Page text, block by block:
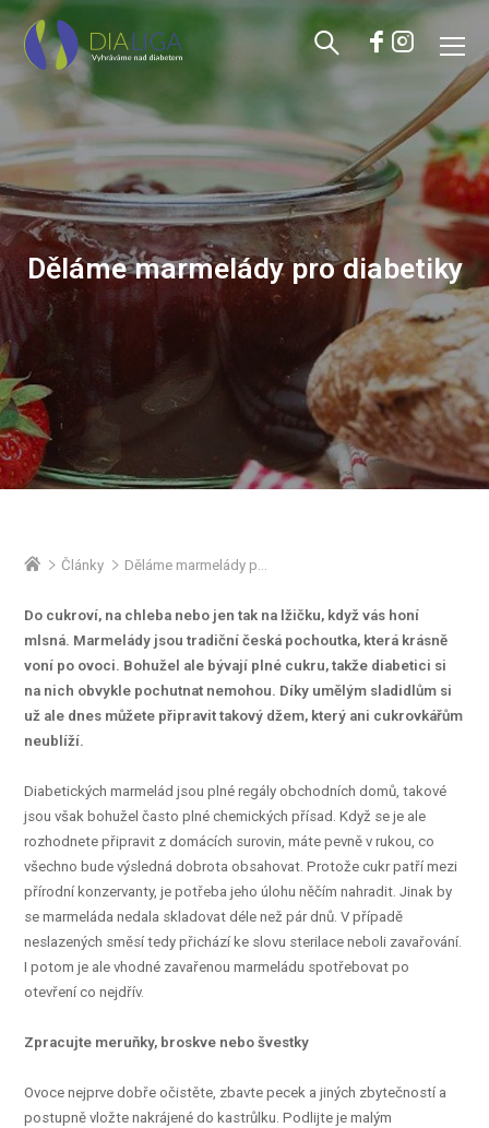
Děláme marmelády pro diabetiky
Články
Do cukroví, na chleba nebo jen tak na lžičku, když vás honí
mlsná. Marmelády jsou tradiční česká pochoutka, která krásně
voní po ovoci. Bohužel ale bývají plné cukru, takže diabetici si
na nich obvykle pochutnat nemohou. Díky umělým sladidlům si
už ale dnes můžete připravit takový džem, který ani cukrovkářům
neublíží.
Diabetických marmelád jsou plné regály obchodních domů, takové
jsou však bohužel často plné chemických přísad. Když se je ale
rozhodnete připravit z domácích surovin, máte pevně v rukou, co
všechno bude výsledná dobrota obsahovat. Protože cukr patří mezi
přírodní konzervanty, je potřeba jeho úlohu něčím nahradit. Jinak by
se marmeláda nedala skladovat déle než pár dnů. V případě
neslazených směsí tedy přichází ke slovu sterilace neboli zavařování.
I potom je ale vhodné zavařenou marmeládu spotřebovat po
otevření co nejdřív.
Zpracujte meruňky, broskve nebo švestky
Ovoce nejprve dobře očistěte, zbavte pecek a jiných zbytečností a
postupně vložte nakrájené do kastrůlku. Podlijte je malým